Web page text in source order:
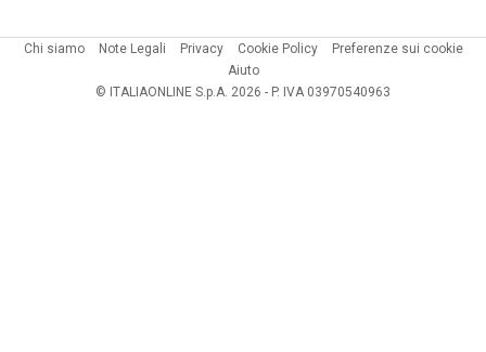
Chi siamo Note Legali Privacy Cookie Policy
Preferenze sui cookie
Aiuto
© ITALIAONLINE S.p.A. 2026 - P. IVA 03970540963